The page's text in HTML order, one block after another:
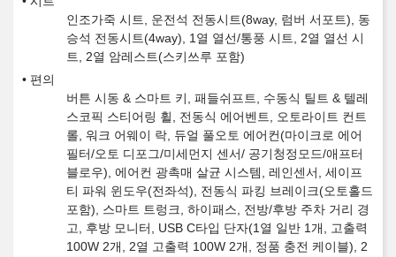
인조가죽 시트, 운전석 전동시트(8way, 럼버 서포트), 동
승석 전동시트(4way), 1열 열선/통풍 시트, 2열 열선 시
트, 2열 암레스트(스키쓰루 포함)
편의
버튼 시동 & 스마트 키, 패들쉬프트, 수동식 틸트 & 텔레
스코픽 스티어링 휠, 전동식 에어벤트, 오토라이트 컨트
롤, 워크 어웨이 락, 듀얼 풀오토 에어컨(마이크로 에어
필터/오토 디포그/미세먼지 센서/ 공기청정모드/애프터
블로우), 에어컨 광촉매 살균 시스템, 레인센서, 세이프
티 파워 윈도우(전좌석), 전동식 파킹 브레이크(오토홀드
포함), 스마트 트렁크, 하이패스, 전방/후방 주차 거리 경
고, 후방 모니터, USB C타입 단자(1열 일반 1개, 고출력
100W 2개, 2열 고출력 100W 2개, 정품 충전 케이블), 2